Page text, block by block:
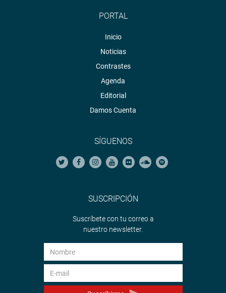
PORTAL
Inicio
Noticias
Contrastes
Agenda
Editorial
Damos Cuenta
SÍGUENOS
SUSCRIPCIÓN
Suscríbete con tu correo a
nuestro newsletter.